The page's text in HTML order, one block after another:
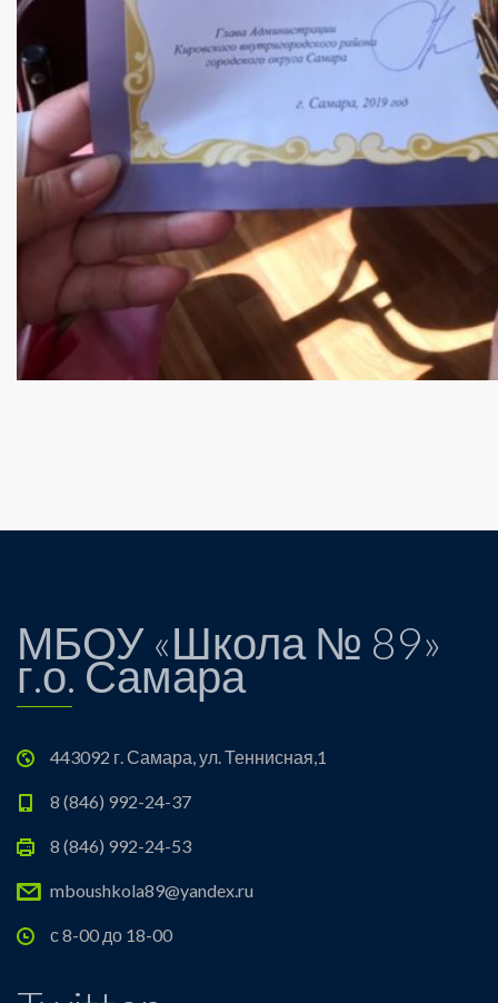
МБОУ «Школа № 89»
г.о. Самара
443092 г. Самара, ул. Теннисная,1
8 (846) 992-24-37
8 (846) 992-24-53
mboushkola89@yandex.ru
с 8-00 до 18-00